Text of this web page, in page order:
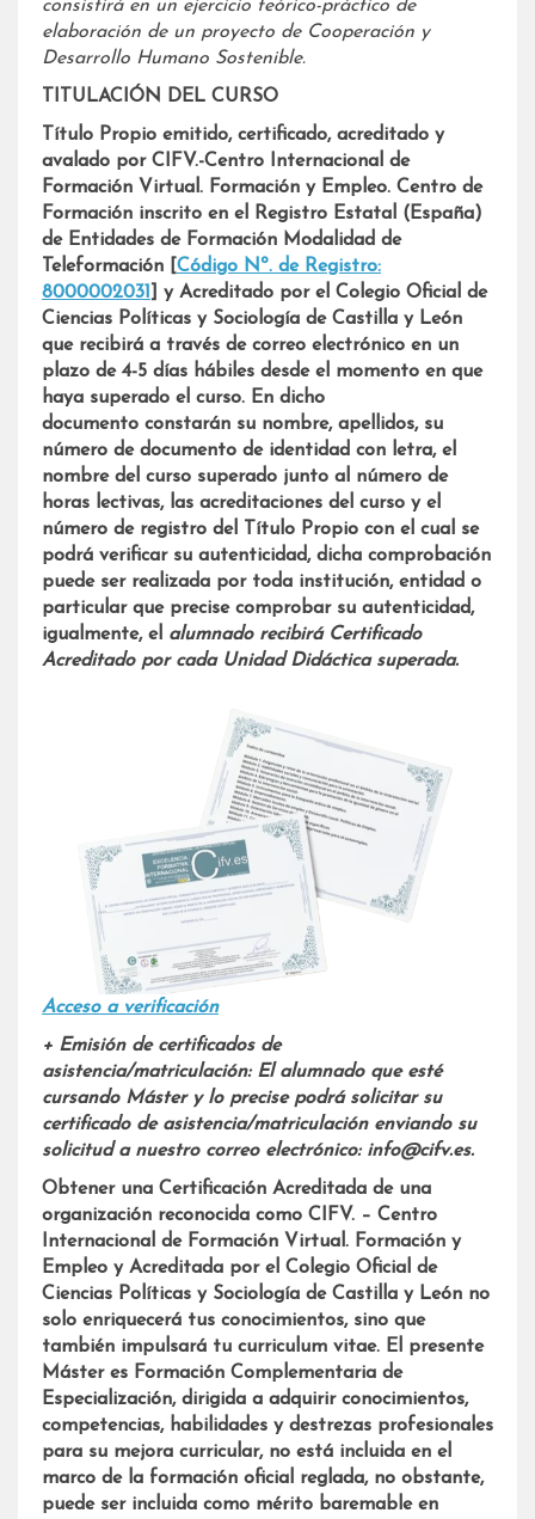
consistirá en un ejercicio teórico-práctico de
elaboración de un proyecto de Cooperación y
Desarrollo Humano Sostenible.
TITULACIÓN DEL CURSO
ítulo Propio emitido, certificado, acreditado y
avalado por CIFV.-Centro Internacional de
Formación Virtual. Formación y Empleo. Centro de
Formación inscrito en el Registro Estatal (España)
de Entidades de Formación Modalidad de
Teleformación [ Código Nº. de Registro:
8000002031
] y Acreditado por el Colegio Oficial de
Ciencias Políticas y Sociología de Castilla y León
que recibirá a través de correo electrónico en un
plazo de 4-5 días hábiles desde el momento en que
haya superado el curso. En dicho
documento constarán su nombre, apellidos, su
número de documento de identidad con letra, el
nombre del curso superado junto al número de
horas lectivas, las acreditaciones del curso y el
número de registro del Título Propio con el cual se
podrá verificar su autenticidad, dicha comprobación
puede ser realizada por toda institución, entidad o
particular que precise comprobar su autenticidad,
igualmente, el alumnado recibirá Certificado
Acreditado por cada Unidad Didáctica superada.
Acceso a verificación
+ Emisión de certificados de
asistencia/matriculación: El alumnado que esté
cursando Máster y lo precise podrá solicitar su
certificado de asistencia/matriculación enviando su
solicitud a nuestro correo electrónico: info@cifv.es.
Obtener una Certificación Acreditada de una
organización reconocida como CIFV. – Centro
Internacional de Formación Virtual. Formación y
Empleo y Acreditada por el Colegio Oficial de
Ciencias Políticas y Sociología de Castilla y León no
solo enriquecerá tus conocimientos, sino que
también impulsará tu curriculum vitae. El presente
Máster es Formación Complementaria de
Especialización, dirigida a adquirir conocimientos,
competencias, habilidades y destrezas profesionales
para su mejora curricular, no está incluida en el
marco de la formación oficial reglada, no obstante,
puede ser incluida como mérito baremable en